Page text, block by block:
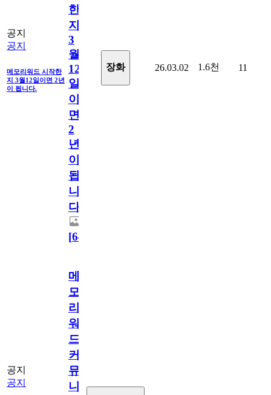
공지
공지
메모리워드 시작한
지 3월12일이면 2년
이 됩니다.
한
지
3
월
12
일
이
면
2
년
이
됩
니
다.
[64
장화 26.03.02 1.6천 11
공지
공지
메
모
리
워
드
커
뮤
니